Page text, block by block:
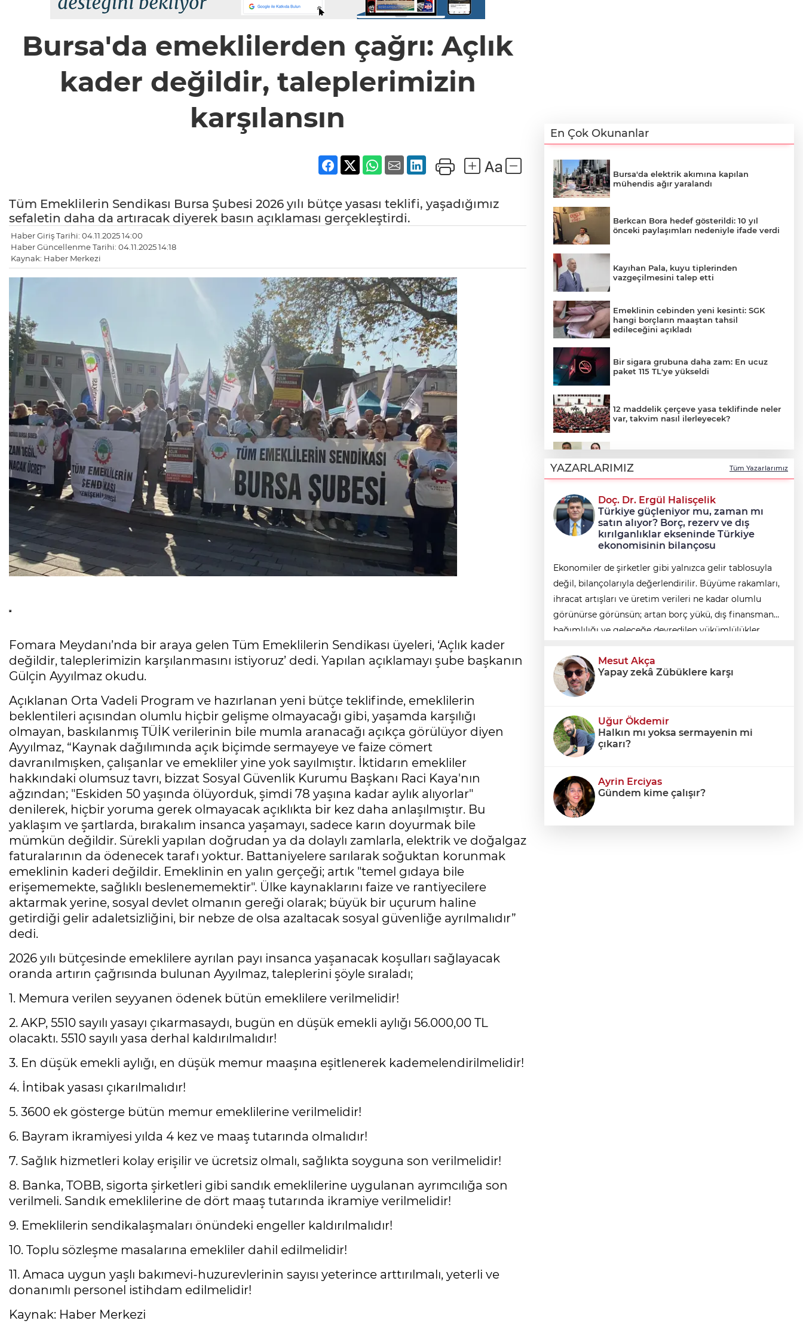
Bursa'da emeklilerden çağrı: Açlık
kader değildir, taleplerimizin
karşılansın
Tüm Emeklilerin Sendikası Bursa Şubesi 2026 yılı bütçe yasası teklifi, yaşadığımız
sefaletin daha da artıracak diyerek basın açıklaması gerçekleştirdi.
Haber Giriş Tarihi: 04.11.2025 14:00
Haber Güncellenme Tarihi: 04.11.2025 14:18
Kaynak: Haber Merkezi
Fomara Meydanı’nda bir araya gelen Tüm Emeklilerin Sendikası üyeleri, ‘Açlık kader
değildir, taleplerimizin karşılanmasını istiyoruz’ dedi. Yapılan açıklamayı şube başkanın
Gülçin Ayyılmaz okudu.
Açıklanan Orta Vadeli Program ve hazırlanan yeni bütçe teklifinde, emeklilerin
beklentileri açısından olumlu hiçbir gelişme olmayacağı gibi, yaşamda karşılığı
olmayan, baskılanmış TÜİK verilerinin bile mumla aranacağı açıkça görülüyor diyen
Ayyılmaz, “Kaynak dağılımında açık biçimde sermayeye ve faize cömert
davranılmışken, çalışanlar ve emekliler yine yok sayılmıştır. İktidarın emekliler
hakkındaki olumsuz tavrı, bizzat Sosyal Güvenlik Kurumu Başkanı Raci Kaya'nın
ağzından; "Eskiden 50 yaşında ölüyorduk, şimdi 78 yaşına kadar aylık alıyorlar"
denilerek, hiçbir yoruma gerek olmayacak açıklıkta bir kez daha anlaşılmıştır. Bu
yaklaşım ve şartlarda, bırakalım insanca yaşamayı, sadece karın doyurmak bile
mümkün değildir. Sürekli yapılan doğrudan ya da dolaylı zamlarla, elektrik ve doğalgaz
faturalarının da ödenecek tarafı yoktur. Battaniyelere sarılarak soğuktan korunmak
emeklinin kaderi değildir. Emeklinin en yalın gerçeği; artık "temel gıdaya bile
erişememekte, sağlıklı beslenememektir". Ülke kaynaklarını faize ve rantiyecilere
aktarmak yerine, sosyal devlet olmanın gereği olarak; büyük bir uçurum haline
getirdiği gelir adaletsizliğini, bir nebze de olsa azaltacak sosyal güvenliğe ayrılmalıdır”
dedi.
2026 yılı bütçesinde emeklilere ayrılan payı insanca yaşanacak koşulları sağlayacak
oranda artırın çağrısında bulunan Ayyılmaz, taleplerini şöyle sıraladı;
1. Memura verilen seyyanen ödenek bütün emeklilere verilmelidir!
2. AKP, 5510 sayılı yasayı çıkarmasaydı, bugün en düşük emekli aylığı 56.000,00 TL
olacaktı. 5510 sayılı yasa derhal kaldırılmalıdır!
3. En düşük emekli aylığı, en düşük memur maaşına eşitlenerek kademelendirilmelidir!
4. İntibak yasası çıkarılmalıdır!
5. 3600 ek gösterge bütün memur emeklilerine verilmelidir!
6. Bayram ikramiyesi yılda 4 kez ve maaş tutarında olmalıdır!
7. Sağlık hizmetleri kolay erişilir ve ücretsiz olmalı, sağlıkta soyguna son verilmelidir!
8. Banka, TOBB, sigorta şirketleri gibi sandık emeklilerine uygulanan ayrımcılığa son
verilmeli. Sandık emeklilerine de dört maaş tutarında ikramiye verilmelidir!
9. Emeklilerin sendikalaşmaları önündeki engeller kaldırılmalıdır!
10. Toplu sözleşme masalarına emekliler dahil edilmelidir!
11. Amaca uygun yaşlı bakımevi-huzurevlerinin sayısı yeterince arttırılmalı, yeterli ve
donanımlı personel istihdam edilmelidir!
Kaynak: Haber Merkezi
En Çok Okunanlar
Bursa'da elektrik akımına kapılan
mühendis ağır yaralandı
Berkcan Bora hedef gösterildi: 10 yıl
önceki paylaşımları nedeniyle ifade verdi
Kayıhan Pala, kuyu tiplerinden
vazgeçilmesini talep etti
Emeklinin cebinden yeni kesinti: SGK
hangi borçların maaştan tahsil
edileceğini açıkladı
Bir sigara grubuna daha zam: En ucuz
paket 115 TL'ye yükseldi
12 maddelik çerçeve yasa teklifinde neler
var, takvim nasıl ilerleyecek?
tahliye olacak mı?
12 maddelik 'çerçeve yasa' teklifinin tam
metni
YAZARLARIMIZ Tüm Yazarlarımız
Doç. Dr. Ergül Halisçelik
Türkiye güçleniyor mu, zaman mı
satın alıyor? Borç, rezerv ve dış
kırılganlıklar ekseninde Türkiye
ekonomisinin bilançosu
Ekonomiler de şirketler gibi yalnızca gelir tablosuyla
değil, bilançolarıyla değerlendirilir. Büyüme rakamları,
ihracat artışları ve üretim verileri ne kadar olumlu
görünürse görünsün; artan borç yükü, dış finansman
bağımlılığı ve geleceğe devredilen yükümlülükler
Mesut Akça
Yapay zekâ Zübüklere karşı
Uğur Ökdemir
Halkın mı yoksa sermayenin mi
çıkarı?
Ayrin Erciyas
Gündem kime çalışır?